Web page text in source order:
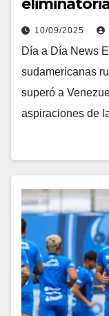
10/09/2025
Día a Día News
sudamericanas
superó a
aspiraciones de